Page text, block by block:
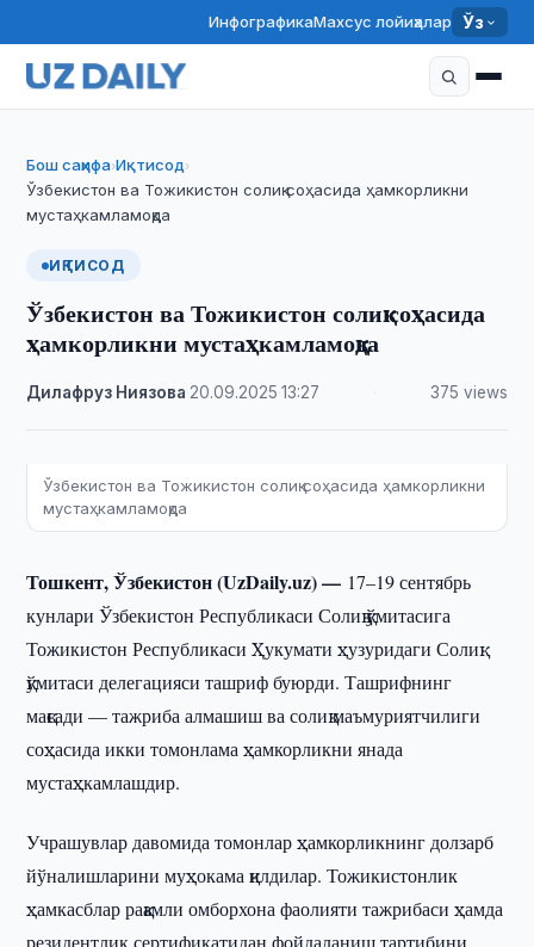
ИнфографикаМахсус лойиҳалар Ўз
Бош саҳифа›Иқтисод›
Ўзбекистон ва Тожикистон солиқ соҳасида ҳамкорликни
мустаҳкамламоқда
ИҚТИСОД
Ўзбекистон ва Тожикистон солиқ соҳасида
ҳамкорликни мустаҳкамламоқда
Дилафруз Ниязова 20.09.2025 ·13:27 375 views
Ўзбекистон ва Тожикистон солиқ соҳасида ҳамкорликни
мустаҳкамламоқда
Тошкент, Ўзбекистон (UzDaily.uz) — 17–19 сентябрь
кунлари Ўзбекистон Республикаси Солиқ қўмитасига
Тожикистон Республикаси Ҳукумати ҳузуридаги Солиқ
қўмитаси делегацияси ташриф буюрди. Ташрифнинг
мақсади — тажриба алмашиш ва солиқ маъмуриятчилиги
соҳасида икки томонлама ҳамкорликни янада
мустаҳкамлашдир.
Учрашувлар давомида томонлар ҳамкорликнинг долзарб
йўналишларини муҳокама қилдилар. Тожикистонлик
ҳамкасблар рақамли омборхона фаолияти тажрибаси ҳамда
резидентлик сертификатидан фойдаланиш тартибини